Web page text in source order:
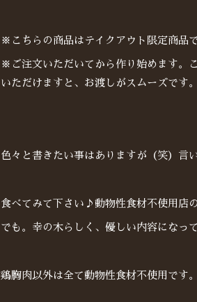
※こちらの商品はテイクアウト限定商品で
※ご注文いただいてから作り始めます。
いただけますと、お渡しがスムーズで
色々と書きたい事はありますが（笑）言
食べてみて下さい♪動物性食材不使用店
でも。幸の木らしく、優しい内容になっ
鶏胸肉以外は全て動物性食材不使用です